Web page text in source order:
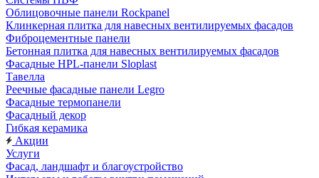
Облицовочные панели Rockpanel
Клинкерная плитка для навесных вентилируемых фасадов
Фиброцементные панели
Бетонная плитка для навесных вентилируемых фасадов
Фасадные HPL-панели Sloplast
Тавелла
Реечные фасадные панели Legro
Фасадные термопанели
Фасадный декор
Гибкая керамика
Акции
Услуги
Фасад, ландшафт и благоустройство